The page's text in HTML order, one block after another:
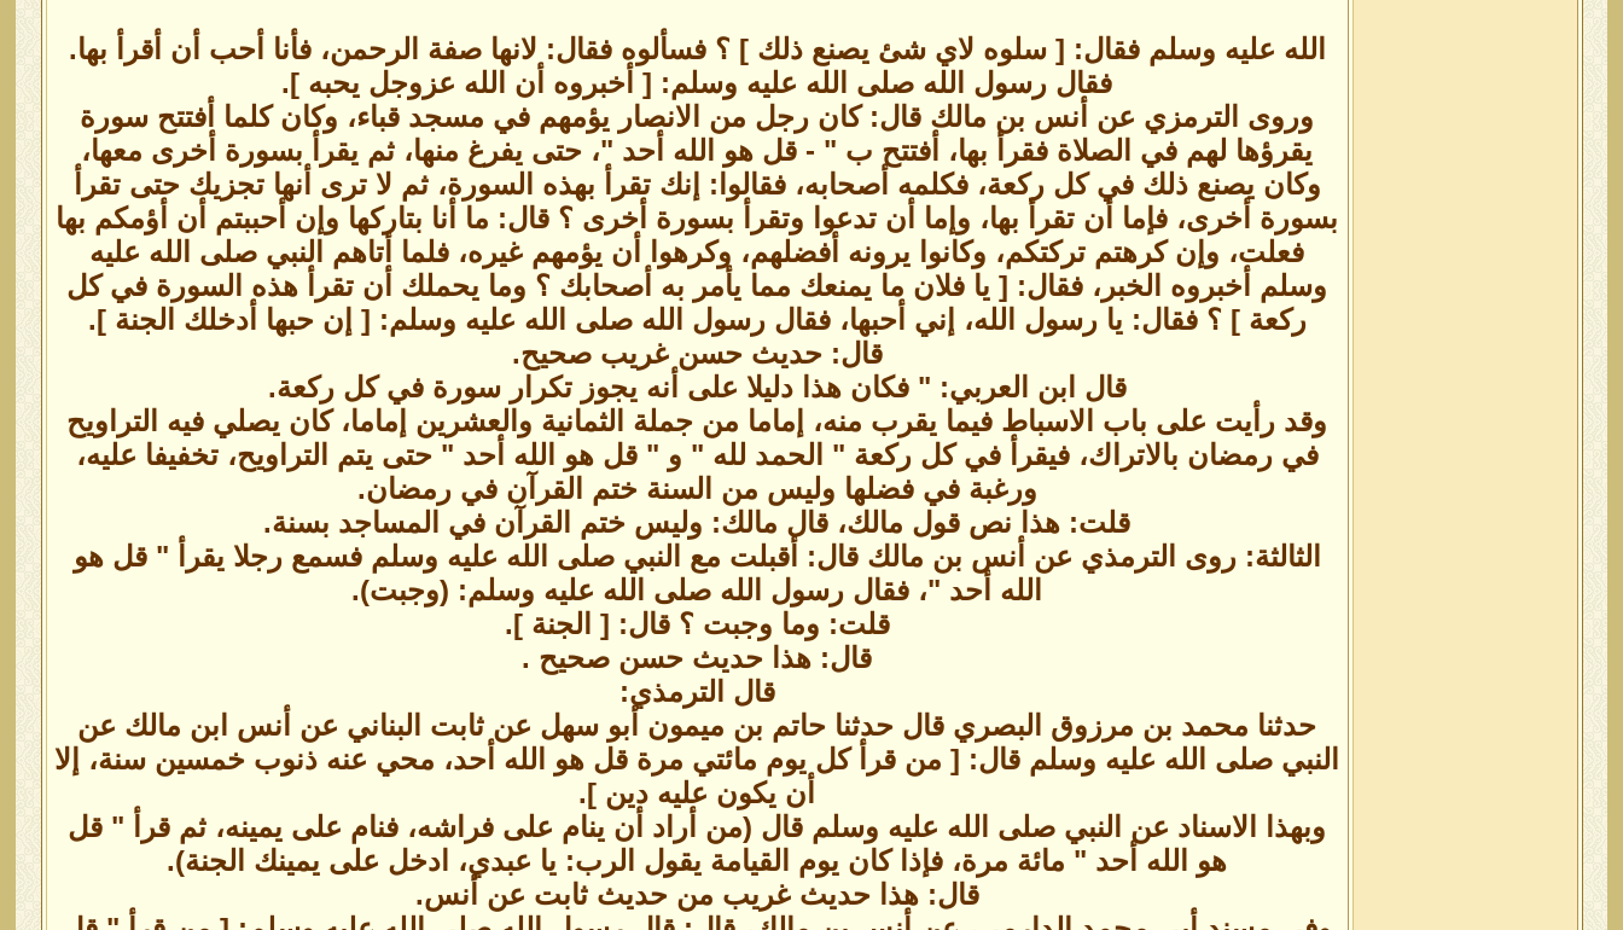
الله عليه وسلم فقال: [ سلوه لاي شئ يصنع ذلك ] ؟ فسألوه فقال: لانها صفة الرحمن، فأنا أحب أن أقرأ بها.
فقال رسول الله صلى الله عليه وسلم: [ أخبروه أن الله عزوجل يحبه ].
وروى الترمزي عن أنس بن مالك قال: كان رجل من الانصار يؤمهم في مسجد قباء، وكان كلما أفتتح سورة
يقرؤها لهم في الصلاة فقرأ بها، أفتتح ب " - قل هو الله أحد "، حتى يفرغ منها، ثم يقرأ بسورة أخرى معها،
وكان يصنع ذلك في كل ركعة، فكلمه أصحابه، فقالوا: إنك تقرأ بهذه السورة، ثم لا ترى أنها تجزيك حتى تقرأ
بسورة أخرى، فإما أن تقرأ بها، وإما أن تدعوا وتقرأ بسورة أخرى ؟ قال: ما أنا بتاركها وإن أحببتم أن أؤمكم بها
فعلت، وإن كرهتم تركتكم، وكانوا يرونه أفضلهم، وكرهوا أن يؤمهم غيره، فلما أتاهم النبي صلى الله عليه
وسلم أخبروه الخبر، فقال: [ يا فلان ما يمنعك مما يأمر به أصحابك ؟ وما يحملك أن تقرأ هذه السورة في كل
ركعة ] ؟ فقال: يا رسول الله، إني أحبها، فقال رسول الله صلى الله عليه وسلم: [ إن حبها أدخلك الجنة ].
قال: حديث حسن غريب صحيح.
قال ابن العربي: " فكان هذا دليلا على أنه يجوز تكرار سورة في كل ركعة.
وقد رأيت على باب الاسباط فيما يقرب منه، إماما من جملة الثمانية والعشرين إماما، كان يصلي فيه التراويح
في رمضان بالاتراك، فيقرأ في كل ركعة " الحمد لله " و " قل هو الله أحد " حتى يتم التراويح، تخفيفا عليه،
ورغبة في فضلها وليس من السنة ختم القرآن في رمضان.
قلت: هذا نص قول مالك، قال مالك: وليس ختم القرآن في المساجد بسنة.
الثالثة: روى الترمذي عن أنس بن مالك قال: أقبلت مع النبي صلى الله عليه وسلم فسمع رجلا يقرأ " قل هو
الله أحد "، فقال رسول الله صلى الله عليه وسلم: (وجبت).
قلت: وما وجبت ؟ قال: [ الجنة ].
قال: هذا حديث حسن صحيح .
قال الترمذي:
حدثنا محمد بن مرزوق البصري قال حدثنا حاتم بن ميمون أبو سهل عن ثابت البناني عن أنس ابن مالك عن
النبي صلى الله عليه وسلم قال: [ من قرأ كل يوم مائتي مرة قل هو الله أحد، محي عنه ذنوب خمسين سنة، إلا
أن يكون عليه دين ].
وبهذا الاسناد عن النبي صلى الله عليه وسلم قال (من أراد أن ينام على فراشه، فنام على يمينه، ثم قرأ " قل
هو الله أحد " مائة مرة، فإذا كان يوم القيامة يقول الرب: يا عبدي، ادخل على يمينك الجنة).
قال: هذا حديث غريب من حديث ثابت عن أنس.